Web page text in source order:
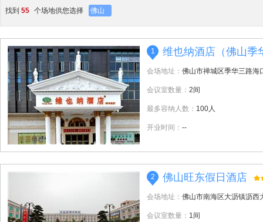
找到 55 个场地供您选择 佛山
1 维也纳酒店（佛山季
会场地址： 佛山市禅城区季华三路海
会议室数量： 2间
最多容纳人数： 100人
开业时间： --
2 佛山旺东假日酒店
会场地址： 佛山市南海区大沥镇沥西
会议室数量： 1间